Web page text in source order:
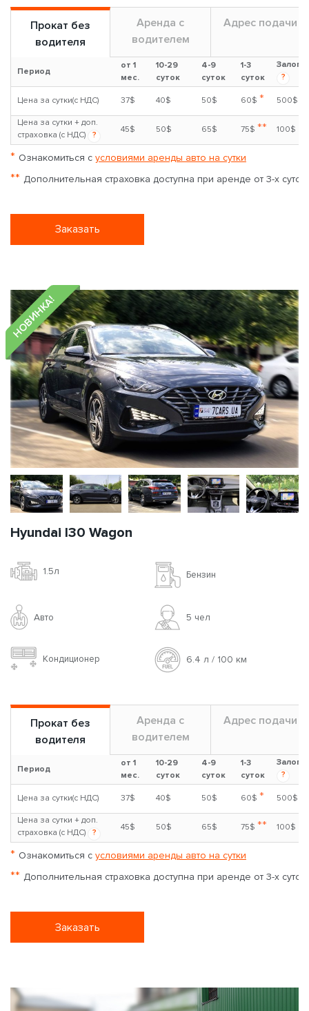
Прокат без
водителя
Аренда с
водителем
Адрес подачи
Период
от 1
мес.
10-29
суток
4-9
суток
1-3
суток
Залог
?
Цена за сутки(с НДС) 37$ 40$ 50$ 60$ * 500$
Цена за сутки + доп.
страховка (с НДС)
?
45$ 50$ 65$ 75$ ** 100$
* Ознакомиться с условиями аренды авто на сутки
** Дополнительная страховка доступна при аренде от 3-х суток
Заказать
НОВИНКА!
Hyundai I30 Wagon
1.5л Бензин
Авто 5 чел
Кондиционер 6.4 л / 100 км
Прокат без
водителя
Аренда с
водителем
Адрес подачи
Период
от 1
мес.
10-29
суток
4-9
суток
1-3
суток
Залог
?
Цена за сутки(с НДС) 37$ 40$ 50$ 60$ * 500$
Цена за сутки + доп.
страховка (с НДС)
?
45$ 50$ 65$ 75$ ** 100$
* Ознакомиться с условиями аренды авто на сутки
** Дополнительная страховка доступна при аренде от 3-х суток
Заказать